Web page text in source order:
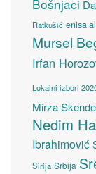
Bošnjaci
Ratkušić enisa
Mursel
Irfan
Lokalni izbori
Mirza
Nedim
Ibrahimović
Sirija Srbija